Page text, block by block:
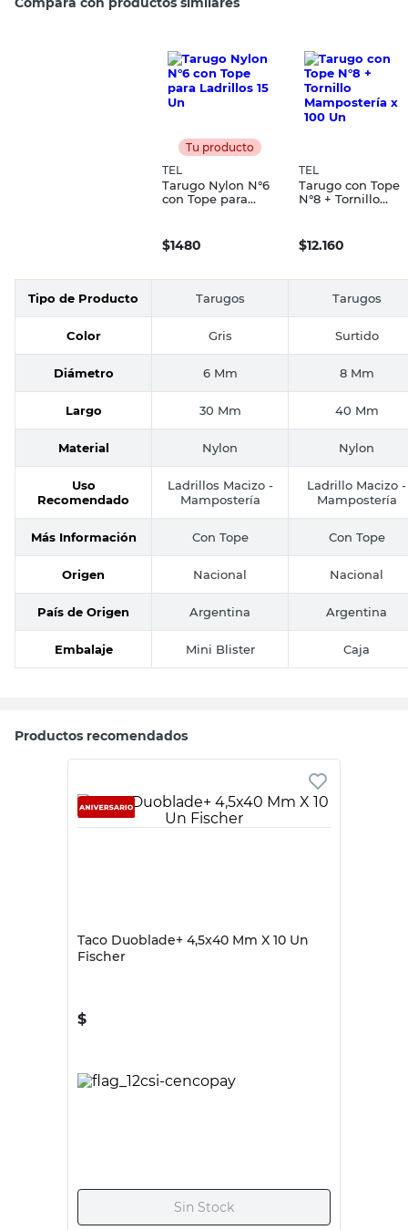
Tu producto
TEL
Tarugo Nylon N°6
con Tope para
$1480
TEL
Tarugo con Tope
N°8 + Tornillo
$12.160
Tipo de Producto Tarugos Tarugos
Color Gris Surtido
Diámetro 6 Mm 8 Mm
Largo 30 Mm 40 Mm
Material Nylon Nylon
Uso
Recomendado
Ladrillos Macizo -
Mampostería
Ladrillo Macizo -
Mampostería
Más Información Con Tope Con Tope
Origen Nacional Nacional
País de Origen Argentina Argentina
Embalaje Mini Blister Caja
Productos recomendados
Taco Duoblade+ 4,5x40 Mm X 10 Un